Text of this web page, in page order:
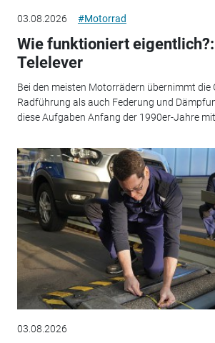
03.08.2026 #Motorrad
Wie funktioniert
Telelever
Bei den meisten Motorrädern übernimmt die
Radführung als auch Federung und
diese Aufgaben Anfang der 1990er-Jahre mit
03.08.2026